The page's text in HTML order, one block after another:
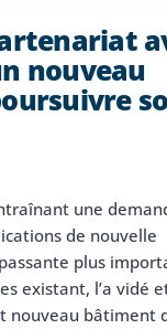
nouveau
une
de nouvelle
plus
existant, l’a vidé
nouveau bâtiment